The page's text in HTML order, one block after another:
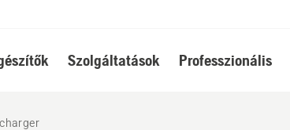
Szolgáltatások Professzionális